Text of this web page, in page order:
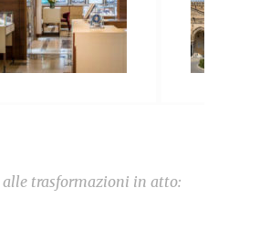
alle trasformazioni in atto: